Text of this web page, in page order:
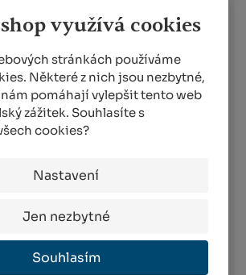
využívá cookies
stránkách používáme
Některé z nich jsou nezbytné,
pomáhají vylepšit tento web
zážitek. Souhlasíte s
cookies?
Nastavení
Jen nezbytné
Souhlasím
pak probíhá
dopravce:
–
vyberete si box nebo
místo v celé ČR, které vám
–doručení zásilky na
komfortní doručení